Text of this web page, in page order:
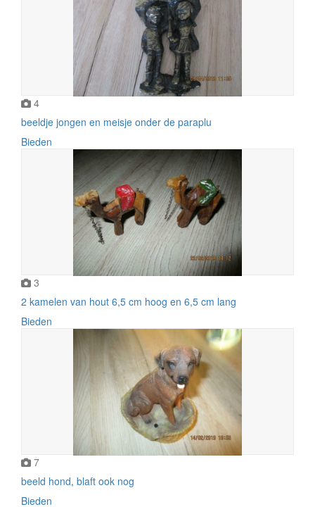
4
beeldje jongen en meisje onder de paraplu
Bieden
3
2 kamelen van hout 6,5 cm hoog en 6,5 cm lang
Bieden
7
beeld hond, blaft ook nog
Bieden